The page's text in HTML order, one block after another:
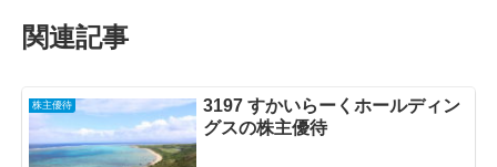
関連記事
株主優待
3197 すかいらーくホールディン
グスの株主優待